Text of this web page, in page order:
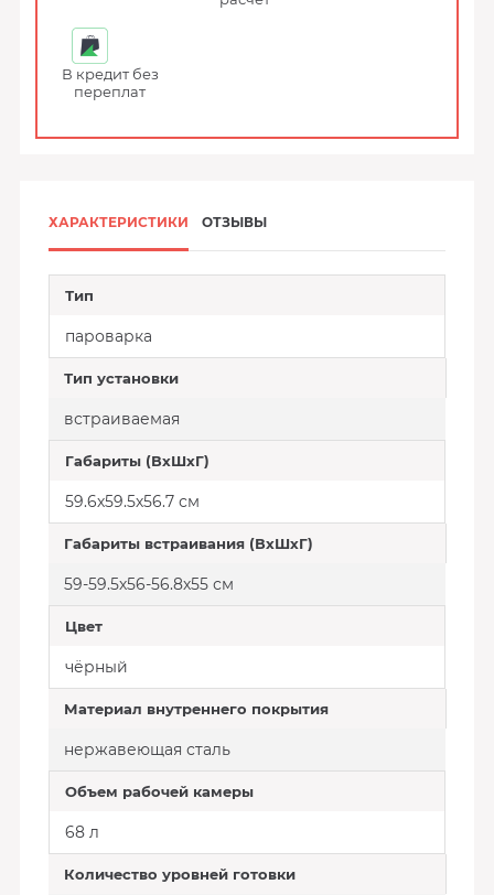
В кредит без
переплат
ХАРАКТЕРИСТИКИ ОТЗЫВЫ
Тип
пароварка
Тип установки
встраиваемая
Габариты (ВхШхГ)
59.6х59.5х56.7 см
Габариты встраивания (ВхШхГ)
59-59.5х56-56.8х55 см
Цвет
чёрный
Материал внутреннего покрытия
нержавеющая сталь
Объем рабочей камеры
68 л
Количество уровней готовки